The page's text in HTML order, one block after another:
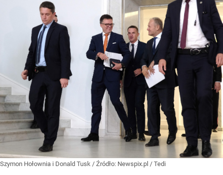
Szymon Hołownia i Donald Tusk / Źródło: Newspix.pl / Tedi